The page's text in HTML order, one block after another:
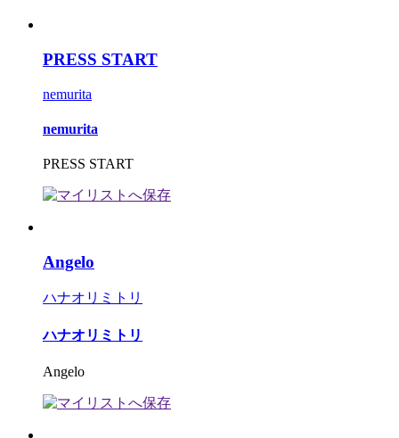
PRESS START
nemurita
nemurita
PRESS START
Angelo
ハナオリミトリ
ハナオリミトリ
Angelo